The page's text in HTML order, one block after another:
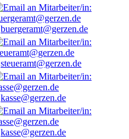
buergeramt@gerzen.de
steueramt@gerzen.de
kasse@gerzen.de
kasse@gerzen.de